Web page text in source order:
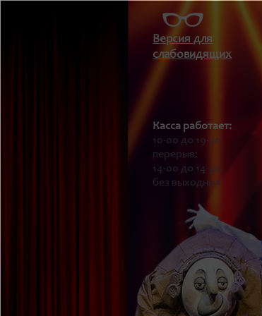
Касса работает:
10-00 до 19-30
перерыв:
14-00 до 14-30
без выходных
Версия для
слабовидящих